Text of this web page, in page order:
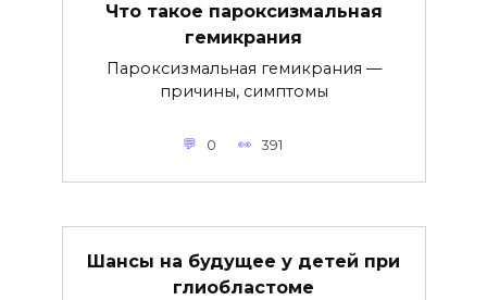
Что такое пароксизмальная
гемикрания
Пароксизмальная гемикрания —
причины, симптомы
0 391
Шансы на будущее у детей при
глиобластоме